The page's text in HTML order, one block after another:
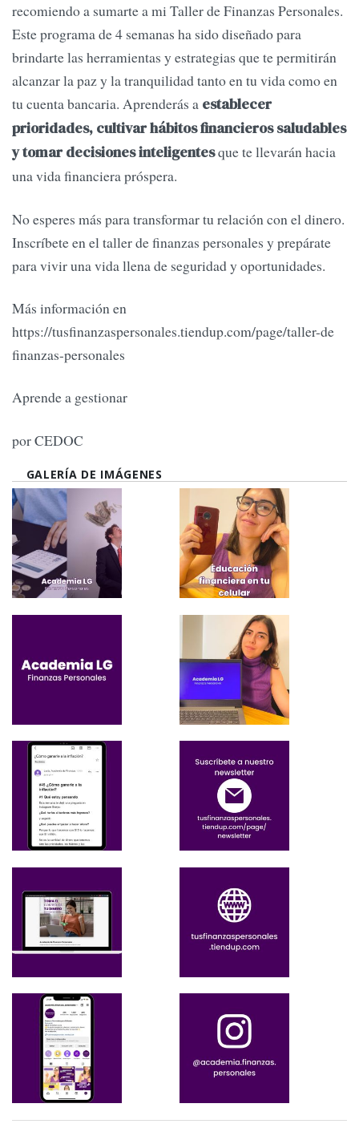
recomiendo a sumarte a mi Taller de Finanzas Personales.
Este programa de 4 semanas ha sido diseñado para
brindarte las herramientas y estrategias que te permitirán
alcanzar la paz y la tranquilidad tanto en tu vida como en
tu cuenta bancaria. Aprenderás a establecer
prioridades, cultivar hábitos financieros saludables
y tomar decisiones inteligentesque te llevarán hacia
una vida financiera próspera.
No esperes más para transformar tu relación con el dinero.
Inscríbete en el taller de finanzas personales y prepárate
para vivir una vida llena de seguridad y oportunidades.
Más información en
https://tusfinanzaspersonales.tiendup.com/page/taller-de
finanzas-personales
Aprende a gestionar
por CEDOC
GALERÍA DE IMÁGENES